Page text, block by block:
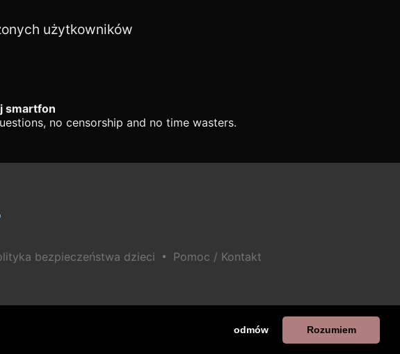
odmów Rozumiem
użytkowników
smartfon
no censorship and no time wasters.
bezpieczeństwa dzieci • Pomoc / Kontakt